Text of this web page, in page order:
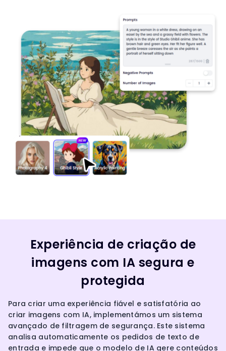
Experiência de criação de
imagens com IA segura e
protegida
Para criar uma experiência fiável e satisfatória ao
criar imagens com IA, implementámos um sistema
avançado de filtragem de segurança. Este sistema
analisa automaticamente os pedidos de texto de
entrada e impede que o modelo de IA gere conteúdos